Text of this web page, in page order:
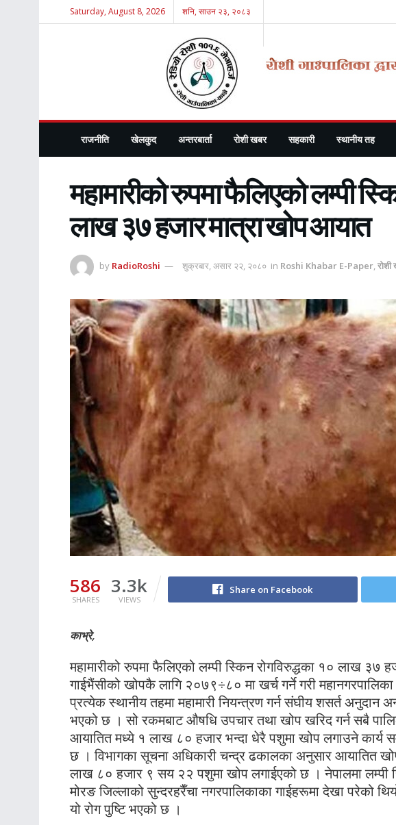
Saturday, August 8, 2026 शनि, साउन २३, २०८३
राजनीति खेलकुद अन्तरबार्ता रोशी खबर सहकारी स्थानीय तह
महामारीको रुपमा फैलिएको लम्पी
लाख ३७ हजार मात्रा खोप आयात
by RadioRoshi शुक्रबार, असार २२, २०८० in Roshi Khabar E-Paper,
586
SHARES
3.3k
VIEWS
Share on Facebook
काभ्रे,
महामारीको रुपमा फैलिएको लम्पी स्किन रोगविरुद्धका १० लाख ३७
गाईभैंसीको खोपकै लागि २०७९÷८० मा खर्च गर्ने गरी
प्रत्येक स्थानीय तहमा महामारी नियन्त्रण गर्न संघीय शसर्त अनुदान
भएको छ । सो रकमबाट औषधि उपचार तथा खोप खरिद गर्न सबै
आयातित मध्ये १ लाख ८० हजार भन्दा धेरै पशुमा खोप लगाउने कार्य
छ । विभागका सूचना अधिकारी चन्द्र ढकालका अनुसार आयातित
लाख ८० हजार ९ सय २२ पशुमा खोप लगाईएको छ । नेपालमा
मोरङ जिल्लाको सुन्दरहरैँचा नगरपालिकाका गाईहरूमा देखा परेको
यो रोग पुष्टि भएको छ ।